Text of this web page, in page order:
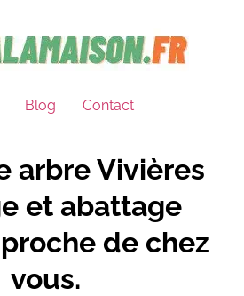
Blog Contact
arbre Vivières
et abattage
de chez
vous.